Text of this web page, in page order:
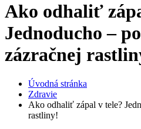
Ako odhaliť
Jednoducho –
zázračnej
Úvodná stránka
Zdravie
Ako odhaliť zápal v tele?
rastliny!